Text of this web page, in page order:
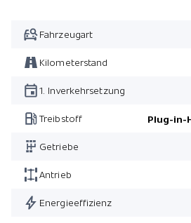
Head-Up Display
Dunkel getönte Scheiben ab B-Säule
Pack Winter
Pack Black Exterieur
Fahrzeugart
Kilometerstand
1. Inverkehrsetzung
Treibstoff Plug-in-
Getriebe
Antrieb
Energieeffizienz